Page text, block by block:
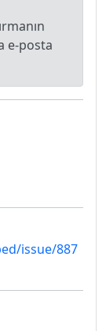
e-posta
issue/887